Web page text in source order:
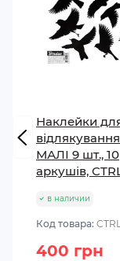
Наклейки
відлякування
МАЛІ 9 шт., 10
аркушів,
в наличии
Код товара:
400 грн